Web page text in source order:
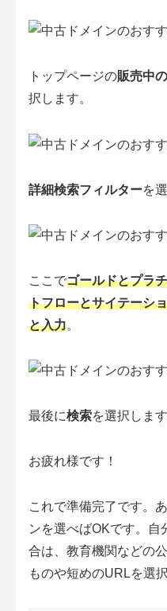
トップページの販売中
択します。
詳細検索フィルターを
ここでゴールドとプラ
トフローとサイテーシ
と入力。
最後に検索を選択します
お疲れ様です！
これで準備完了です。
ンを選べばOKです。自
合は、教育機関などの
ものや短めのURLを選